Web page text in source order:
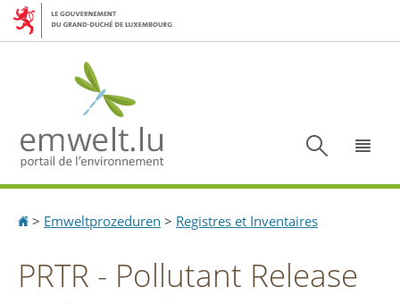
Aller
Aller
Accueil
> Emweltprozeduren > Registres et Inventaires
PRTR - Pollutant Release